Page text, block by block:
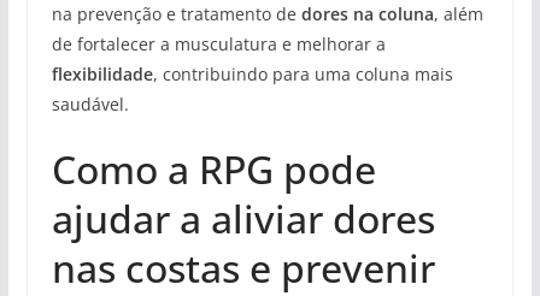
na prevenção e tratamento de dores na coluna, além
de fortalecer a musculatura e melhorar a
flexibilidade, contribuindo para uma coluna mais
saudável.
Como a RPG pode
ajudar a aliviar dores
nas costas e prevenir